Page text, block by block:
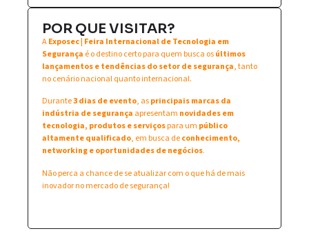
POR QUE VISITAR?
AExposec | Feira Internacional de Tecnologia em
Segurança é o destino certo para quem busca osúltimos
lançamentos e tendências do setor de segurança, tanto
no cenário nacional quanto internacional.
Durante3 dias de evento, asprincipais marcas da
indústria de segurança apresentam novidades em
tecnologia, produtos e serviçospara um público
altamente qualificado, em busca deconhecimento,
networking e oportunidades de negócios.
Não perca a chance de se atualizar com o que há de mais
inovador no mercado de segurança!